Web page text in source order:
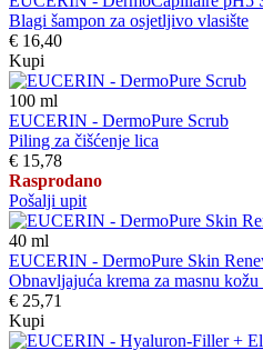
Blagi šampon za osjetljivo vlasište
€ 16,40
Kupi
100 ml
EUCERIN - DermoPure Scrub
Piling za čišćenje lica
€ 15,78
Rasprodano
Pošalji upit
40 ml
EUCERIN - DermoPure Skin
Obnavljajuća krema za masnu kožu
€ 25,71
Kupi